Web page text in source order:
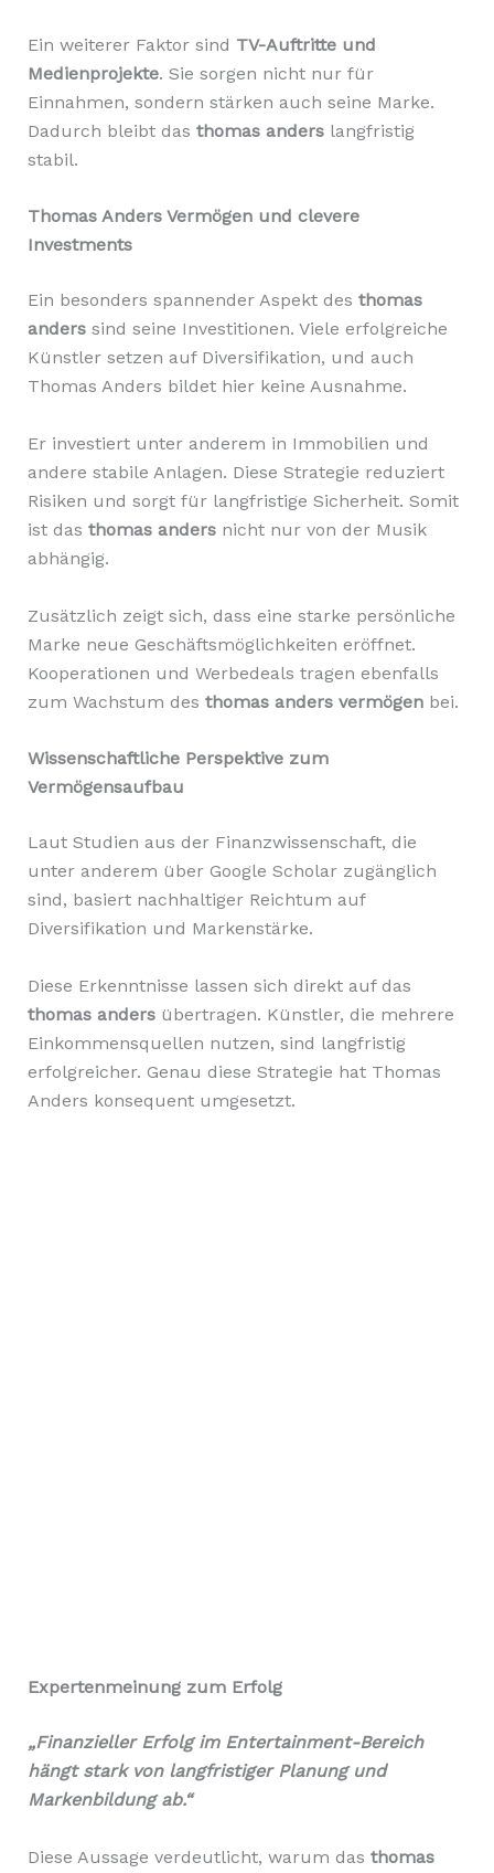
Ein weiterer Faktor sind TV-Auftritte und
Medienprojekte. Sie sorgen nicht nur für
Einnahmen, sondern stärken auch seine Marke.
Dadurch bleibt das thomas anderslangfristig
stabil.
Thomas Anders Vermögen und clevere
Investments
Ein besonders spannender Aspekt des thomas
anderssind seine Investitionen. Viele erfolgreiche
Künstler setzen auf Diversifikation, und auch
Thomas Anders bildet hier keine Ausnahme.
Er investiert unter anderem in Immobilien und
andere stabile Anlagen. Diese Strategie reduziert
Risiken und sorgt für langfristige Sicherheit. Somit
ist das thomas andersnicht nur von der Musik
abhängig.
Zusätzlich zeigt sich, dass eine starke persönliche
Marke neue Geschäftsmöglichkeiten eröffnet.
Kooperationen und Werbedeals tragen ebenfalls
zum Wachstum des thomas anders vermögenbei.
Wissenschaftliche Perspektive zum
Vermögensaufbau
Laut Studien aus der Finanzwissenschaft, die
unter anderem über Google Scholar zugänglich
sind, basiert nachhaltiger Reichtum auf
Diversifikation und Markenstärke.
Diese Erkenntnisse lassen sich direkt auf das
thomas andersübertragen. Künstler, die mehrere
Einkommensquellen nutzen, sind langfristig
erfolgreicher. Genau diese Strategie hat Thomas
Anders konsequent umgesetzt.
Expertenmeinung zum Erfolg
„Finanzieller Erfolg im Entertainment-Bereich
hängt stark von langfristiger Planung und
Markenbildung ab.“
Diese Aussage verdeutlicht, warum das thomas